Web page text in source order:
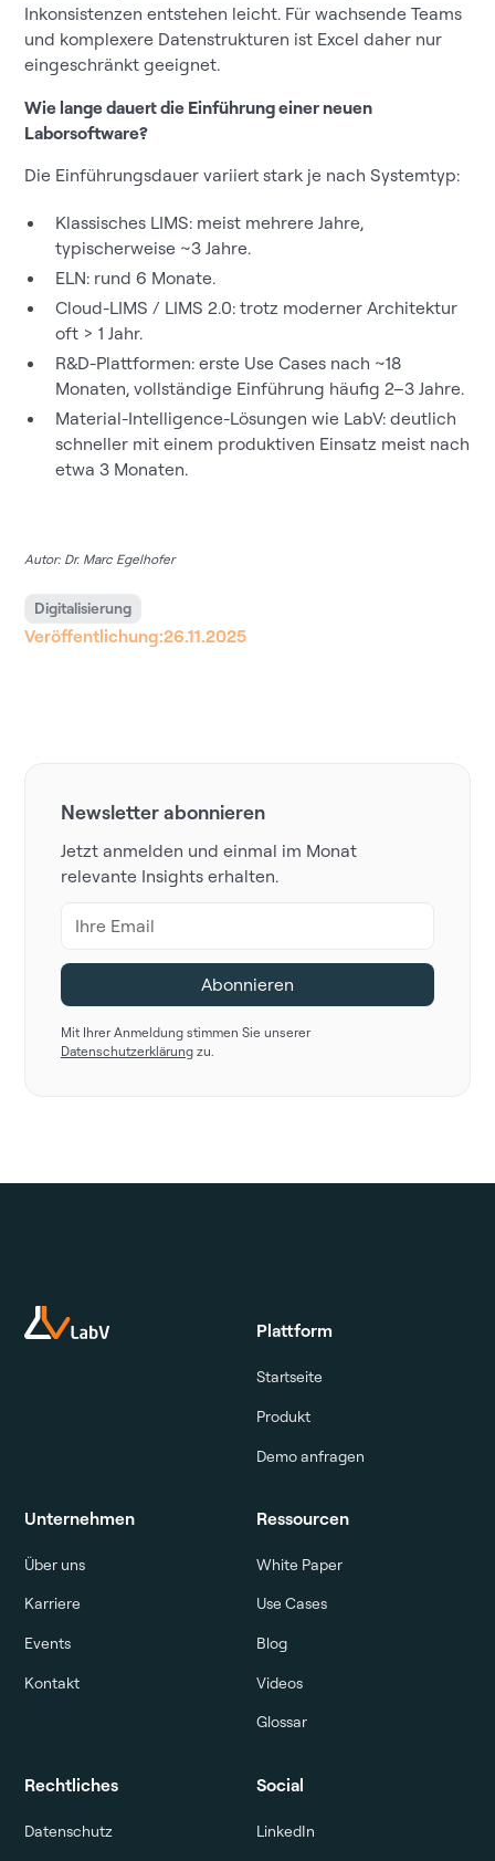
Inkonsistenzen entstehen leicht. Für wachsende Teams
und komplexere Datenstrukturen ist Excel daher nur
eingeschränkt geeignet.
Wie lange dauert die Einführung einer neuen
Laborsoftware?
Die Einführungsdauer variiert stark je nach Systemtyp:
Klassisches LIMS: meist mehrere Jahre,
typischerweise ~3 Jahre.
ELN: rund 6 Monate.
Cloud-LIMS / LIMS 2.0: trotz moderner Architektur
oft > 1 Jahr.
R&D-Plattformen: erste Use Cases nach ~18
Monaten, vollständige Einführung häufig 2–3 Jahre.
Material-Intelligence-Lösungen wie LabV: deutlich
schneller mit einem produktiven Einsatz meist nach
etwa 3 Monaten.
Autor: Dr. Marc Egelhofer
Digitalisierung
Veröffentlichung:26.11.2025
Newsletter abonnieren
Jetzt anmelden und einmal im Monat
relevante Insights erhalten.
Mit Ihrer Anmeldung stimmen Sie unserer
Datenschutzerklärungzu.
Plattform
Startseite
Produkt
Demo anfragen
Unternehmen
Über uns
Karriere
Events
Kontakt
Ressourcen
White Paper
Use Cases
Blog
Videos
Glossar
Rechtliches
Datenschutz
Social
LinkedIn